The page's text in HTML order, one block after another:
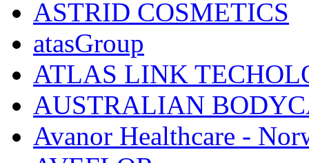
ASTRID COSMETICS
atasGroup
ATLAS LINK
AUSTRALIAN
Avanor Healthcare -